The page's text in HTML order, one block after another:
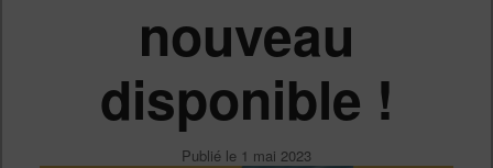
nouveau
disponible !
Publié le 1 mai 2023